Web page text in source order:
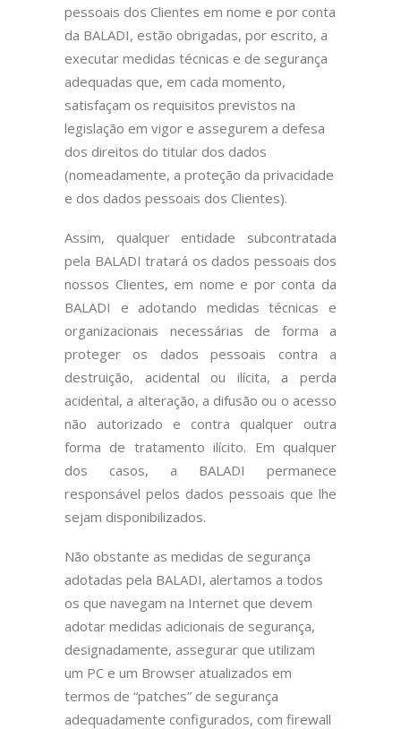
pessoais dos Clientes em nome e por conta
da BALADI, estão obrigadas, por escrito, a
executar medidas técnicas e de segurança
adequadas que, em cada momento,
satisfaçam os requisitos previstos na
legislação em vigor e assegurem a defesa
dos direitos do titular dos dados
(nomeadamente, a proteção da privacidade
e dos dados pessoais dos Clientes).
Assim, qualquer entidade subcontratada
pela BALADI tratará os dados pessoais dos
nossos Clientes, em nome e por conta da
BALADI e adotando medidas técnicas e
organizacionais necessárias de forma a
proteger os dados pessoais contra a
destruição, acidental ou ilícita, a perda
acidental, a alteração, a difusão ou o acesso
não autorizado e contra qualquer outra
forma de tratamento ilícito. Em qualquer
dos casos, a BALADI permanece
responsável pelos dados pessoais que lhe
sejam disponibilizados.
Não obstante as medidas de segurança
adotadas pela BALADI, alertamos a todos
os que navegam na Internet que devem
adotar medidas adicionais de segurança,
designadamente, assegurar que utilizam
um PC e um Browser atualizados em
termos de “patches” de segurança
adequadamente configurados, com firewall